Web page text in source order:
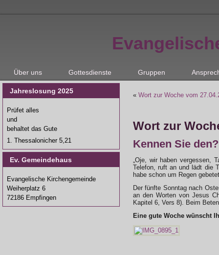
Über uns Gottesdienste Gruppen
Jahreslosung 2025
Prüfet alles
und
behaltet das Gute
1. Thessalonicher 5,21
Ev. Gemeindehaus
Evangelische Kirchengemeinde
Weiherplatz 6
72186 Empfingen
« Wort zur Woche vom
Wort zur
Kennen Sie den?
„Oje, wir haben vergessen,
Telefon, ruft an und lädt die
habe schon um Regen
Der fünfte Sonntag nach
an den Worten von Jesus
Kapitel 6, Vers 8). Beim
Eine gute Woche wünscht